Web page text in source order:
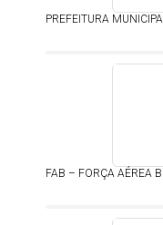
PREFEITURA
FAB – FORÇA AÉREA